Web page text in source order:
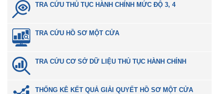
TRA CỨU THỦ TỤC HÀNH CHÍNH MỨC ĐỘ 3, 4
TRA CỨU HỒ SƠ MỘT CỬA
TRA CỨU CƠ SỞ DỮ LIỆU THỦ TỤC HÀNH CHÍNH
THỐNG KÊ KẾT QUẢ GIẢI QUYẾT HỒ SƠ MỘT CỬA